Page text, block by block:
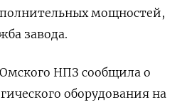
мощностей,
завода.
НПЗ сообщила о
оборудования на